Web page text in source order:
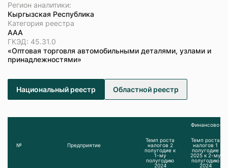
Регион аналитики:
Кыргызская Республика
Категория реестра
ААА
ГКЭД: 45.31.0
«Оптовая торговля автомобильными деталями, узлами и
принадлежностями»
Национальный реестр Областной реестр
№ Предприятие
Финансово-
Темп роста
налогов 2
полугодие к
1-му
полугодию
2024
Темп роста
налогов 1
полугодие
2025 к 2-му
полугодию
2024